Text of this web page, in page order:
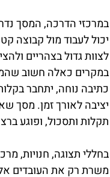
במרכזי הדרכה, המסך
יכול לעבוד מול קבוצה
לצוות גדול בצהריים
במקרים כאלה חשוב
כתיבה נוחה, יתחבר
יציבה לאורך זמן. מסך
תקלות ותסכול, ופוגע
בחללי תצוגה, חנויות,
משרת רק את העובדים